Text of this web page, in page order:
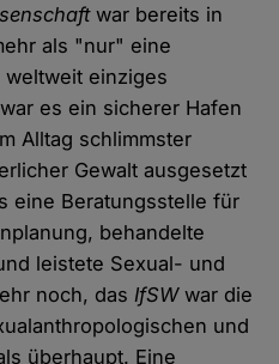
war bereits in
als "nur" eine
einziges
es ein sicherer Hafen
Alltag schlimmster
Gewalt ausgesetzt
eine Beratungsstelle für
behandelte
leistete Sexual- und
noch, das IfSWwar die
und
überhaupt. Eine